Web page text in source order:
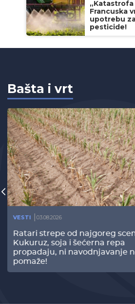
Francuska
upotrebu
pesticide!
Bašta i vrt
VESTI 03.08.2026
Ratari strepe od najgoreg
Kukuruz, soja i šećerna repa
propadaju, ni navodnjavanje
pomaže!